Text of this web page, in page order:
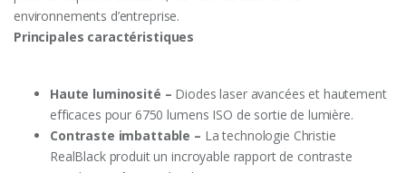
environnements d’entreprise.
Principales caractéristiques
Haute luminosité – Diodes laser avancées et hautement
efficaces pour 6750 lumens ISO de sortie de lumière.
Contraste imbattable – La technologie Christie
RealBlack produit un incroyable rapport de contraste